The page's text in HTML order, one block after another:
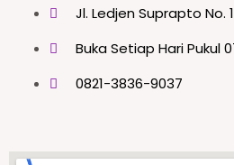
Jl. Ledjen Suprapto
Buka Setiap Hari Pukul
0821-3836-9037